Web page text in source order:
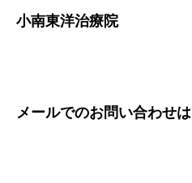
小南東洋治療院
メールでのお問い合わせは